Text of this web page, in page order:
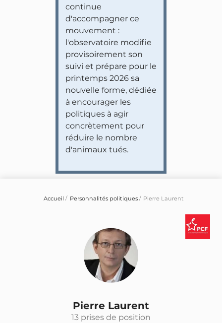
continue
d'accompagner ce
mouvement :
l'observatoire modifie
provisoirement son
suivi et prépare pour le
printemps 2026 sa
nouvelle forme, dédiée
à encourager les
politiques à agir
concrètement pour
réduire le nombre
d'animaux tués.
Accueil Personnalités politiques Pierre Laurent
Pierre Laurent
13 prises de position